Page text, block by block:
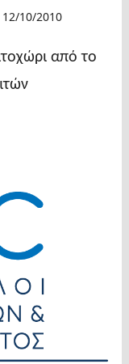
12/10/2010
από το